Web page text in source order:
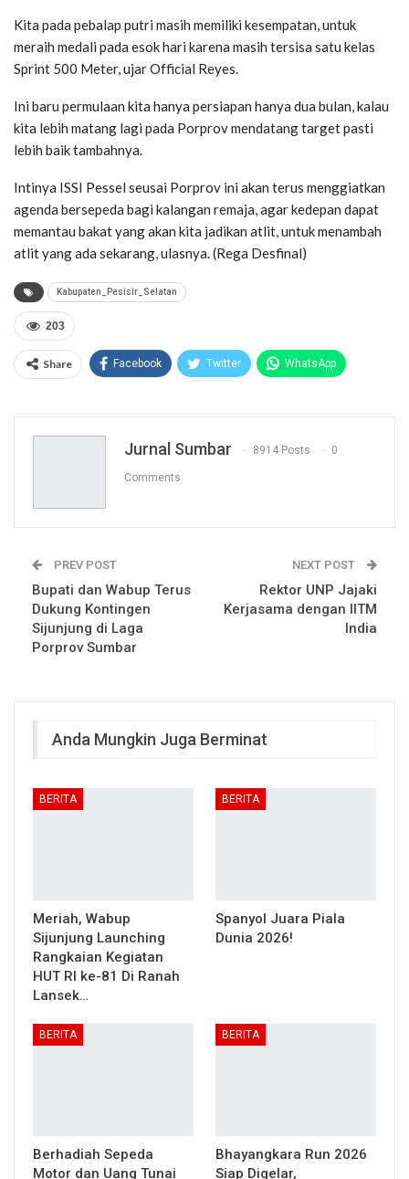
Kita pada pebalap putri masih memiliki kesempatan, untuk
meraih medali pada esok hari karena masih tersisa satu kelas
Sprint 500 Meter, ujar Official Reyes.
Ini baru permulaan kita hanya persiapan hanya dua bulan, kalau
kita lebih matang lagi pada Porprov mendatang target pasti
lebih baik tambahnya.
Intinya ISSI Pessel seusai Porprov ini akan terus menggiatkan
agenda bersepeda bagi kalangan remaja, agar kedepan dapat
memantau bakat yang akan kita jadikan atlit, untuk menambah
atlit yang ada sekarang, ulasnya. (Rega Desfinal)
Kabupaten_Pesisir_Selatan
203
Share Facebook Twitter WhatsApp
Jurnal Sumbar 8914 Posts 0
Comments
PREV POST
Bupati dan Wabup Terus
Dukung Kontingen
Sijunjung di Laga
Porprov Sumbar
NEXT POST
Rektor UNP Jajaki
Kerjasama dengan IITM
India
Anda Mungkin Juga Berminat
BERITA
Meriah, Wabup
Sijunjung Launching
Rangkaian Kegiatan
HUT RI ke-81 Di Ranah
Lansek…
BERITA
Spanyol Juara Piala
Dunia 2026!
BERITA
Berhadiah Sepeda
Motor dan Uang Tunai
BERITA
Bhayangkara Run 2026
Siap Digelar,